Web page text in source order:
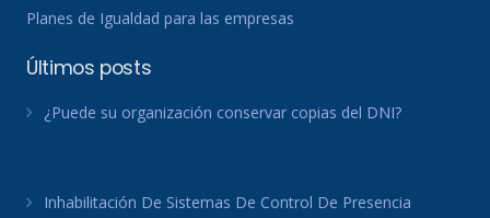
Planes de Igualdad para las empresas
Últimos posts
¿Puede su organización conservar copias del DNI?
Inhabilitación De Sistemas De Control De Presencia